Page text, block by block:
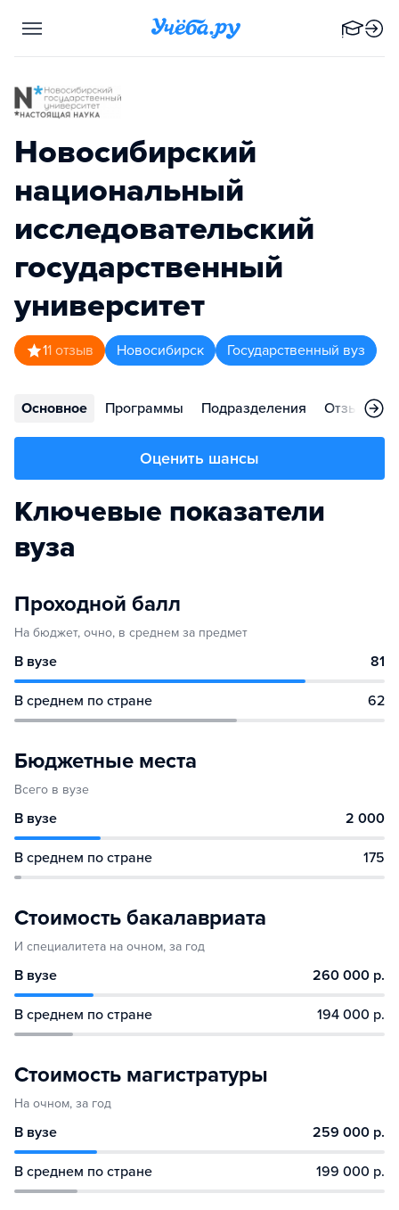
Новосибирский
национальный
исследовательский
государственный
университет
11 отзыв Новосибирск Государственный вуз
Основное Программы Подразделения Отзывы
Оценить шансы
Ключевые показатели
вуза
Проходной балл
На бюджет, очно, в среднем за предмет
В вузе 81
В среднем по стране 62
Бюджетные места
Всего в вузе
В вузе 2 000
В среднем по стране 175
Стоимость бакалавриата
И специалитета на очном, за год
В вузе 260 000 р.
В среднем по стране 194 000 р.
Стоимость магистратуры
На очном, за год
В вузе 259 000 р.
В среднем по стране 199 000 р.